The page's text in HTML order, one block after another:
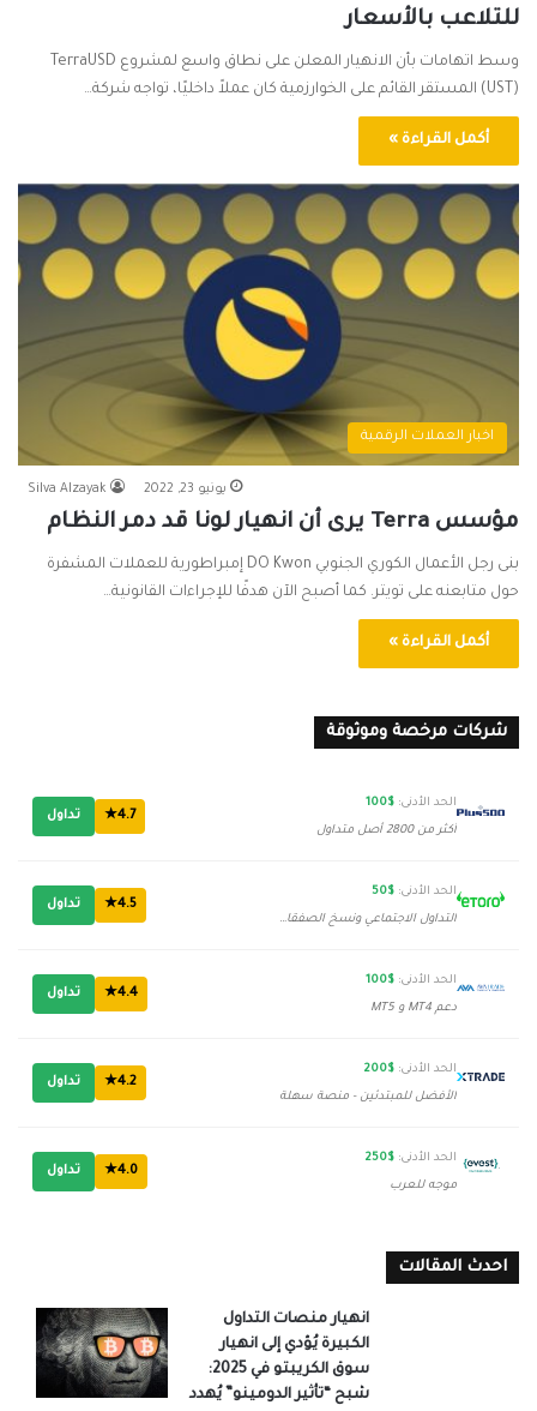
للتلاعب بالأسعار
وسط اتهامات بأن الانهيار المعلن على نطاق واسع لمشروع TerraUSD
(UST) المستقر القائم على الخوارزمية كان عملاً داخليًا، تواجه شركة…
أكمل القراءة »
اخبار العملات الرقمية
Silva Alzayak يونيو 23, 2022
مؤسس Terra يرى أن انهيار لونا قد دمر النظام
بنى رجل الأعمال الكوري الجنوبي DO Kwon إمبراطورية للعملات المشفرة
حول متابعنه على تويتر. كما أصبح الآن هدفًا للإجراءات القانونية…
أكمل القراءة »
شركات مرخصة وموثوقة
الحد الأدنى: $100
أكثر من 2800 أصل متداول
4.7★ تداول
الحد الأدنى: $50
التداول الاجتماعي ونسخ الصفقات
4.5★ تداول
الحد الأدنى: $100
دعم MT4 و MT5
4.4★ تداول
الحد الأدنى: $200
الأفضل للمبتدئين - منصة سهلة
4.2★ تداول
الحد الأدنى: $250
موجه للعرب
4.0★ تداول
احدث المقالات
انهيار منصات التداول
الكبيرة يُؤدي إلى انهيار
سوق الكريبتو في 2025:
شبح “تأثير الدومينو” يُهدد